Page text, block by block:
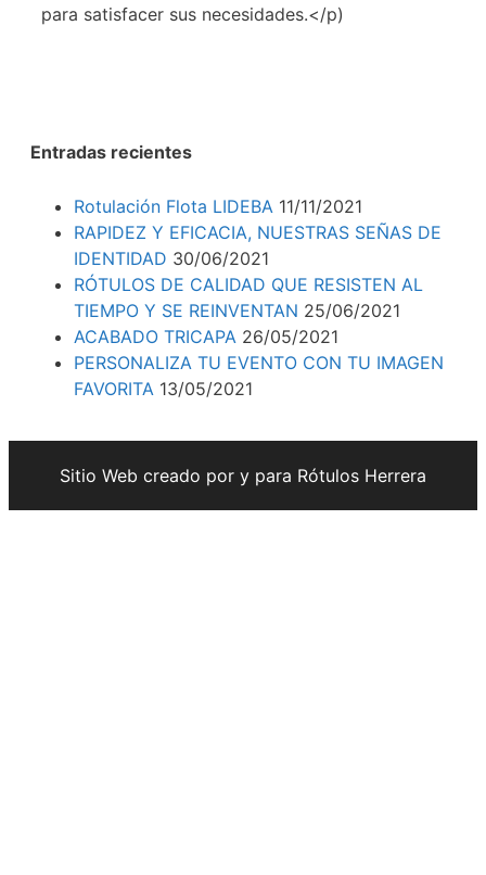
para satisfacer sus necesidades.</p)
Entradas recientes
Rotulación Flota LIDEBA 11/11/2021
RAPIDEZ Y EFICACIA, NUESTRAS SEÑAS DE
IDENTIDAD 30/06/2021
RÓTULOS DE CALIDAD QUE RESISTEN AL
TIEMPO Y SE REINVENTAN 25/06/2021
ACABADO TRICAPA 26/05/2021
PERSONALIZA TU EVENTO CON TU IMAGEN
FAVORITA 13/05/2021
Sitio Web creado por y para Rótulos Herrera